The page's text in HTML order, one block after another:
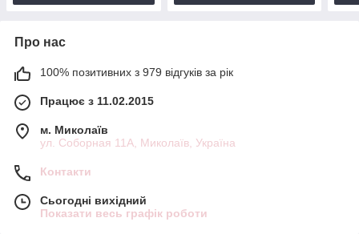
Про нас
100% позитивних з 979 відгуків за рік
Працює з 11.02.2015
м. Миколаїв
ул. Соборная 11А, Миколаїв, Україна
Контакти
Сьогодні вихідний
Показати весь графік роботи